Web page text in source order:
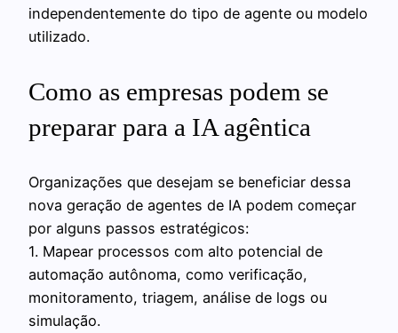
independentemente do tipo de agente ou modelo
utilizado.
Como as empresas podem se
preparar para a IA agêntica
Organizações que desejam se beneficiar dessa
nova geração de agentes de IA podem começar
por alguns passos estratégicos:
1. Mapear processos com alto potencial de
automação autônoma, como verificação,
monitoramento, triagem, análise de logs ou
simulação.